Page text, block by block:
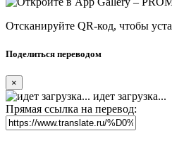
Отсканируйте QR-код, чтобы
Поделиться переводом
×
идет загрузка...
Прямая ссылка на перевод: